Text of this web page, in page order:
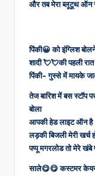
और तब मेरा ब्लूटूथ ऑन
पिंकी😀 को इंग्लिश
शादी 💘💘की पहली
पिंकी- गुस्से में मायके
तेज बारिश में बस स्टॉप
बोला
आपकी हेड लाइट ऑन है
लड़की बिजली मेरी खर्च
पप्पू मगरलोड तो मेरे
साले😋😋 कस्टमर